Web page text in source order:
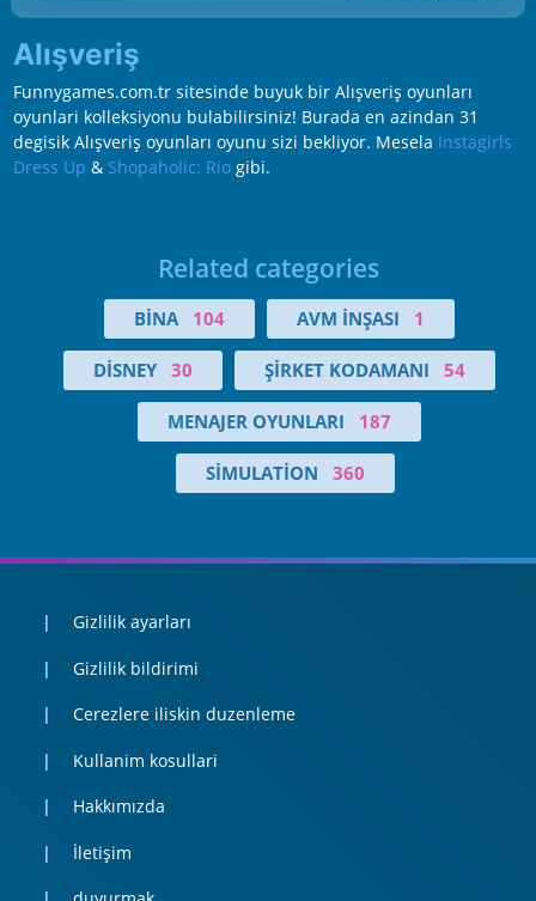
Alışveriş
Funnygames.com.tr sitesinde buyuk bir Alışveriş oyunları
oyunlari kolleksiyonu bulabilirsiniz! Burada en azindan 31
degisik Alışveriş oyunları oyunu sizi bekliyor. Mesela Instagirls
Dress Up & Shopaholic: Riogibi.
Related categories
BINA 104 AVM İNŞASI 1
DISNEY 30 ŞIRKET KODAMANI 54
MENAJER OYUNLARI 187
SIMULATION 360
Gizlilik ayarları
Gizlilik bildirimi
Cerezlere iliskin duzenleme
Kullanim kosullari
Hakkımızda
İletişim